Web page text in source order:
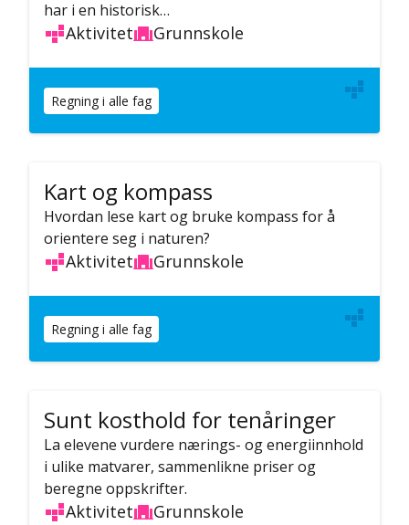
har i en historisk…
Aktivitet Grunnskole
Regning i alle fag
Kart og kompass
Hvordan lese kart og bruke kompass for å
orientere seg i naturen?
Aktivitet Grunnskole
Regning i alle fag
Sunt kosthold for tenåringer
La elevene vurdere nærings- og energiinnhold
i ulike matvarer, sammenlikne priser og
beregne oppskrifter.
Aktivitet Grunnskole